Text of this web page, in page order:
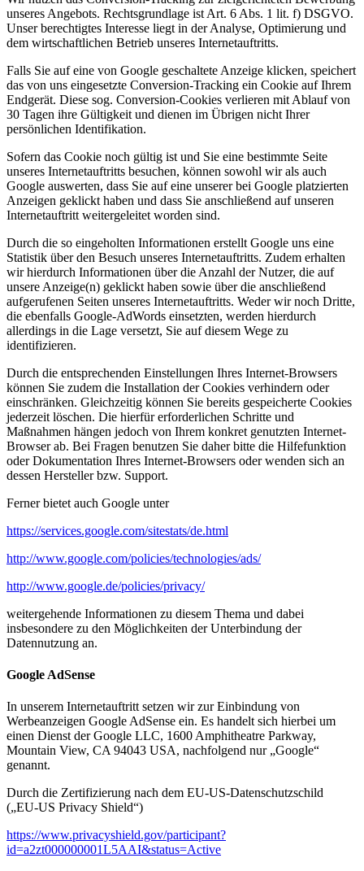
unseres Angebots. Rechtsgrundlage ist Art. 6 Abs. 1 lit. f) DSGVO.
Unser berechtigtes Interesse liegt in der Analyse, Optimierung und
dem wirtschaftlichen Betrieb unseres Internetauftritts.
Falls Sie auf eine von Google geschaltete Anzeige klicken, speichert
das von uns eingesetzte Conversion-Tracking ein Cookie auf Ihrem
Endgerät. Diese sog. Conversion-Cookies verlieren mit Ablauf von
30 Tagen ihre Gültigkeit und dienen im Übrigen nicht Ihrer
persönlichen Identifikation.
Sofern das Cookie noch gültig ist und Sie eine bestimmte Seite
unseres Internetauftritts besuchen, können sowohl wir als auch
Google auswerten, dass Sie auf eine unserer bei Google platzierten
Anzeigen geklickt haben und dass Sie anschließend auf unseren
Internetauftritt weitergeleitet worden sind.
Durch die so eingeholten Informationen erstellt Google uns eine
Statistik über den Besuch unseres Internetauftritts. Zudem erhalten
wir hierdurch Informationen über die Anzahl der Nutzer, die auf
unsere Anzeige(n) geklickt haben sowie über die anschließend
aufgerufenen Seiten unseres Internetauftritts. Weder wir noch Dritte,
die ebenfalls Google-AdWords einsetzten, werden hierdurch
allerdings in die Lage versetzt, Sie auf diesem Wege zu
identifizieren.
Durch die entsprechenden Einstellungen Ihres Internet-Browsers
können Sie zudem die Installation der Cookies verhindern oder
einschränken. Gleichzeitig können Sie bereits gespeicherte Cookies
jederzeit löschen. Die hierfür erforderlichen Schritte und
Maßnahmen hängen jedoch von Ihrem konkret genutzten Internet-
Browser ab. Bei Fragen benutzen Sie daher bitte die Hilfefunktion
oder Dokumentation Ihres Internet-Browsers oder wenden sich an
dessen Hersteller bzw. Support.
Ferner bietet auch Google unter
https://services.google.com/sitestats/de.html
http://www.google.com/policies/technologies/ads/
http://www.google.de/policies/privacy/
weitergehende Informationen zu diesem Thema und dabei
insbesondere zu den Möglichkeiten der Unterbindung der
Datennutzung an.
Google AdSense
In unserem Internetauftritt setzen wir zur Einbindung von
Werbeanzeigen Google AdSense ein. Es handelt sich hierbei um
einen Dienst der Google LLC, 1600 Amphitheatre Parkway,
Mountain View, CA 94043 USA, nachfolgend nur „Google“
genannt.
Durch die Zertifizierung nach dem EU-US-Datenschutzschild
(„EU-US Privacy Shield“)
https://www.privacyshield.gov/participant?
id=a2zt000000001L5AAI&status=Active